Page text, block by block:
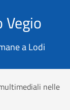
a Lodi
nelle